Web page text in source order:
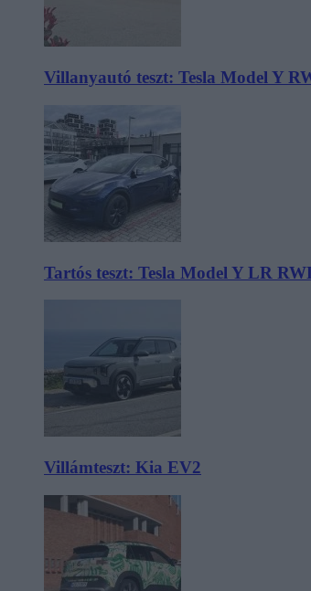
Villanyautó teszt: Tesla Model Y
Tartós teszt: Tesla Model Y LR
Villámteszt: Kia EV2